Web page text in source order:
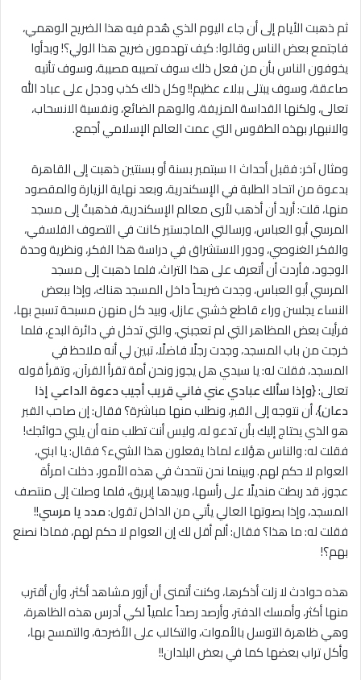
ثم ذهبت الأيام إلى أن جاء اليوم الذي هُدم فيه هذا الضريح الوهمي،
فاجتمع بعض الناس وقالوا: كيف تهدمون ضريح هذا الولي؟! وبدأوا
يخوفون الناس بأن من فعل ذلك سوف تصيبه مصيبة، وسوف تأتيه
صاعقة، وسوف يبتلى ببلاء عظيم!! وكل ذلك كذب ودجل على عباد الله
تعالى، ولكنها القداسة المزيفة، والوهم الضائع، ونفسية الانسحاب،
والانبهار بهذه الطقوس التي عمت العالم الإسلامي أجمع.
ومثال آخر: فقبل أحداث ١١ سبتمبر بسنة أو بسنتين ذهبت إلى القاهرة
بدعوة من اتحاد الطلبة في الإسكندرية، وبعد نهاية الزيارة والمقصود
منها، قلت: أريد أن أذهب لأرى معالم الإسكندرية، فذهبتُ إلى مسجد
المرسي أبو العباس، ورسالتي الماجستير كانت في التصوف الفلسفي،
والفكر الغنوصي، ودور الاستشراق في دراسة هذا الفكر، ونظرية وحدة
الوجود، فأردت أن أتعرف على هذا التراث، فلما ذهبت إلى مسجد
المرسي أبو العباس، وجدت ضريحاً داخل المسجد هناك، وإذا ببعض
النساء يجلسن وراء قاطع خشبي عازل، وبيد كل منهن مسبحة تسبح بها،
فرأيت بعض المظاهر التي لم تعجبني، والتي تدخل في دائرة البدع، فلما
خرجت من باب المسجد، وجدت رجلًا فاضلًا، تبين لي أنه ملاحظ في
المسجد، فقلت له: يا سيدي هل يجوز ونحن أمة تقرأ القرآن، وتقرأ قوله
تعالى:{وإذا سألك عبادي عني فاني قريب أجيب دعوة الداعي إذا
دعان}، أن نتوجه إلى القبر، ونطلب منها مباشرة؟ فقال: إن صاحب القبر
هو الذي يحتاج إليك بأن تدعو له، وليس أنت تطلب منه أن يلبي حوائجك!
فقلت له: والناس هؤلاء لماذا يفعلون هذا الشيء؟ فقال: يا ابني،
العوام لا حكم لهم. وبينما نحن نتحدث في هذه الأمور، دخلت امرأة
عجوز، قد ربطت منديلًا على رأسها، وبيدها إبريق، فلما وصلت إلى منتصف
المسجد، وإذا بصوتها العالي يأتي من الداخل تقول:مدد يا مرسي!!
فقلت له: ما هذا؟ فقال: ألم أقل لك إن العوام لا حكم لهم، فماذا نصنع
بهم؟!
هذه حوادث لا زلت أذكرها، وكنت أتمنى أن أزور مشاهد أكثر، وأن أقترب
منها أكثر، وأمسك الدفتر، وأرصد رصداً علمياً لكي أدرس هذه الظاهرة،
وهي ظاهرة التوسل بالأموات، والتكالب على الأضرحة، والتمسح بها،
وأكل تراب بعضها كما في بعض البلدان!!